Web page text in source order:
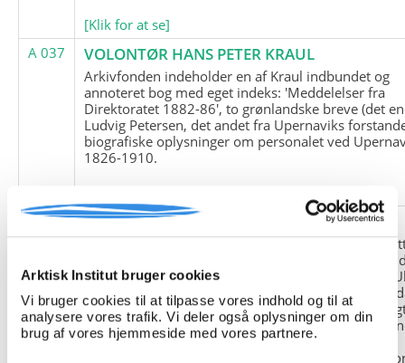
Arktisk Institut bruger cookies
Vi bruger cookies til at tilpasse vores indhold og til at
analysere vores trafik. Vi deler også oplysninger om din
brug af vores hjemmeside med vores partnere.
[Klik for at se]
A 037
VOLONTØR HANS PETER KRAUL
Arkivfonden indeholder en af Kraul indbundet og
annoteret bog med eget indeks: 'Meddelelser fra
Direktoratet 1882-86', to grønlandske breve (det
Ludvig Petersen, det andet fra Upernaviks
biografiske oplysninger om personalet ved
1826-1910.
A 038
FRIEDRICH LITTMANN
Denne arkivfond indeholder en kopi af Friedrich
upublicerede erindringer. Originalen befinder sig i
tyske historiker Franz Selingers privatarkiv i byen
Tyskland. Friedrich Littmann var en af de tyske
der var med i vejrstationen "Holzauge" i Hansa
Nordøstgrønland under Anden Verdenskrig.
"Holzauge" blev opdaget af Nordøstgrønlands
Slædepatrulje med Eli Knudsen som medlem og